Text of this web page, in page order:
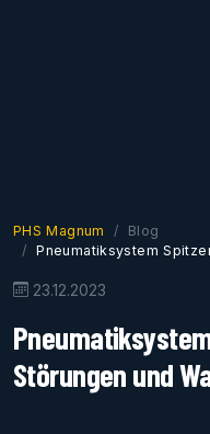
PHS Magnum
Blog
Pneumatiksystem
23.12.2023
Störungen und